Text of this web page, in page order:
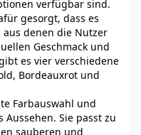
verfügbar sind.
gesorgt, dass es
denen die Nutzer
Geschmack und
es vier verschiedene
Bordeauxrot und
Farbauswahl und
Sie passt zu
sauberen und